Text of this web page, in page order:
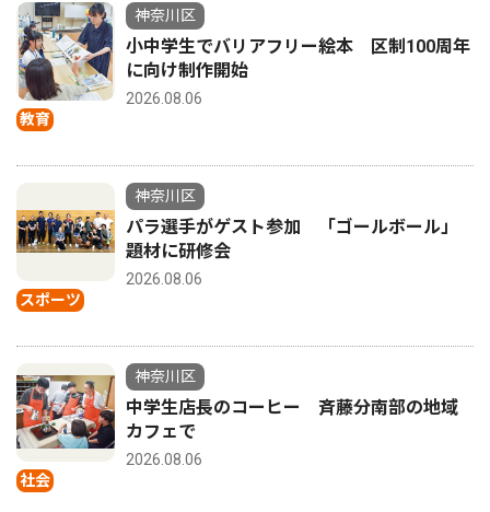
教育
神奈川区
小中学生でバリアフリー絵本 区制100周年
に向け制作開始
2026.08.06
スポーツ
神奈川区
パラ選手がゲスト参加 「ゴールボール」
題材に研修会
2026.08.06
社会
神奈川区
中学生店長のコーヒー 斉藤分南部の地域
カフェで
2026.08.06